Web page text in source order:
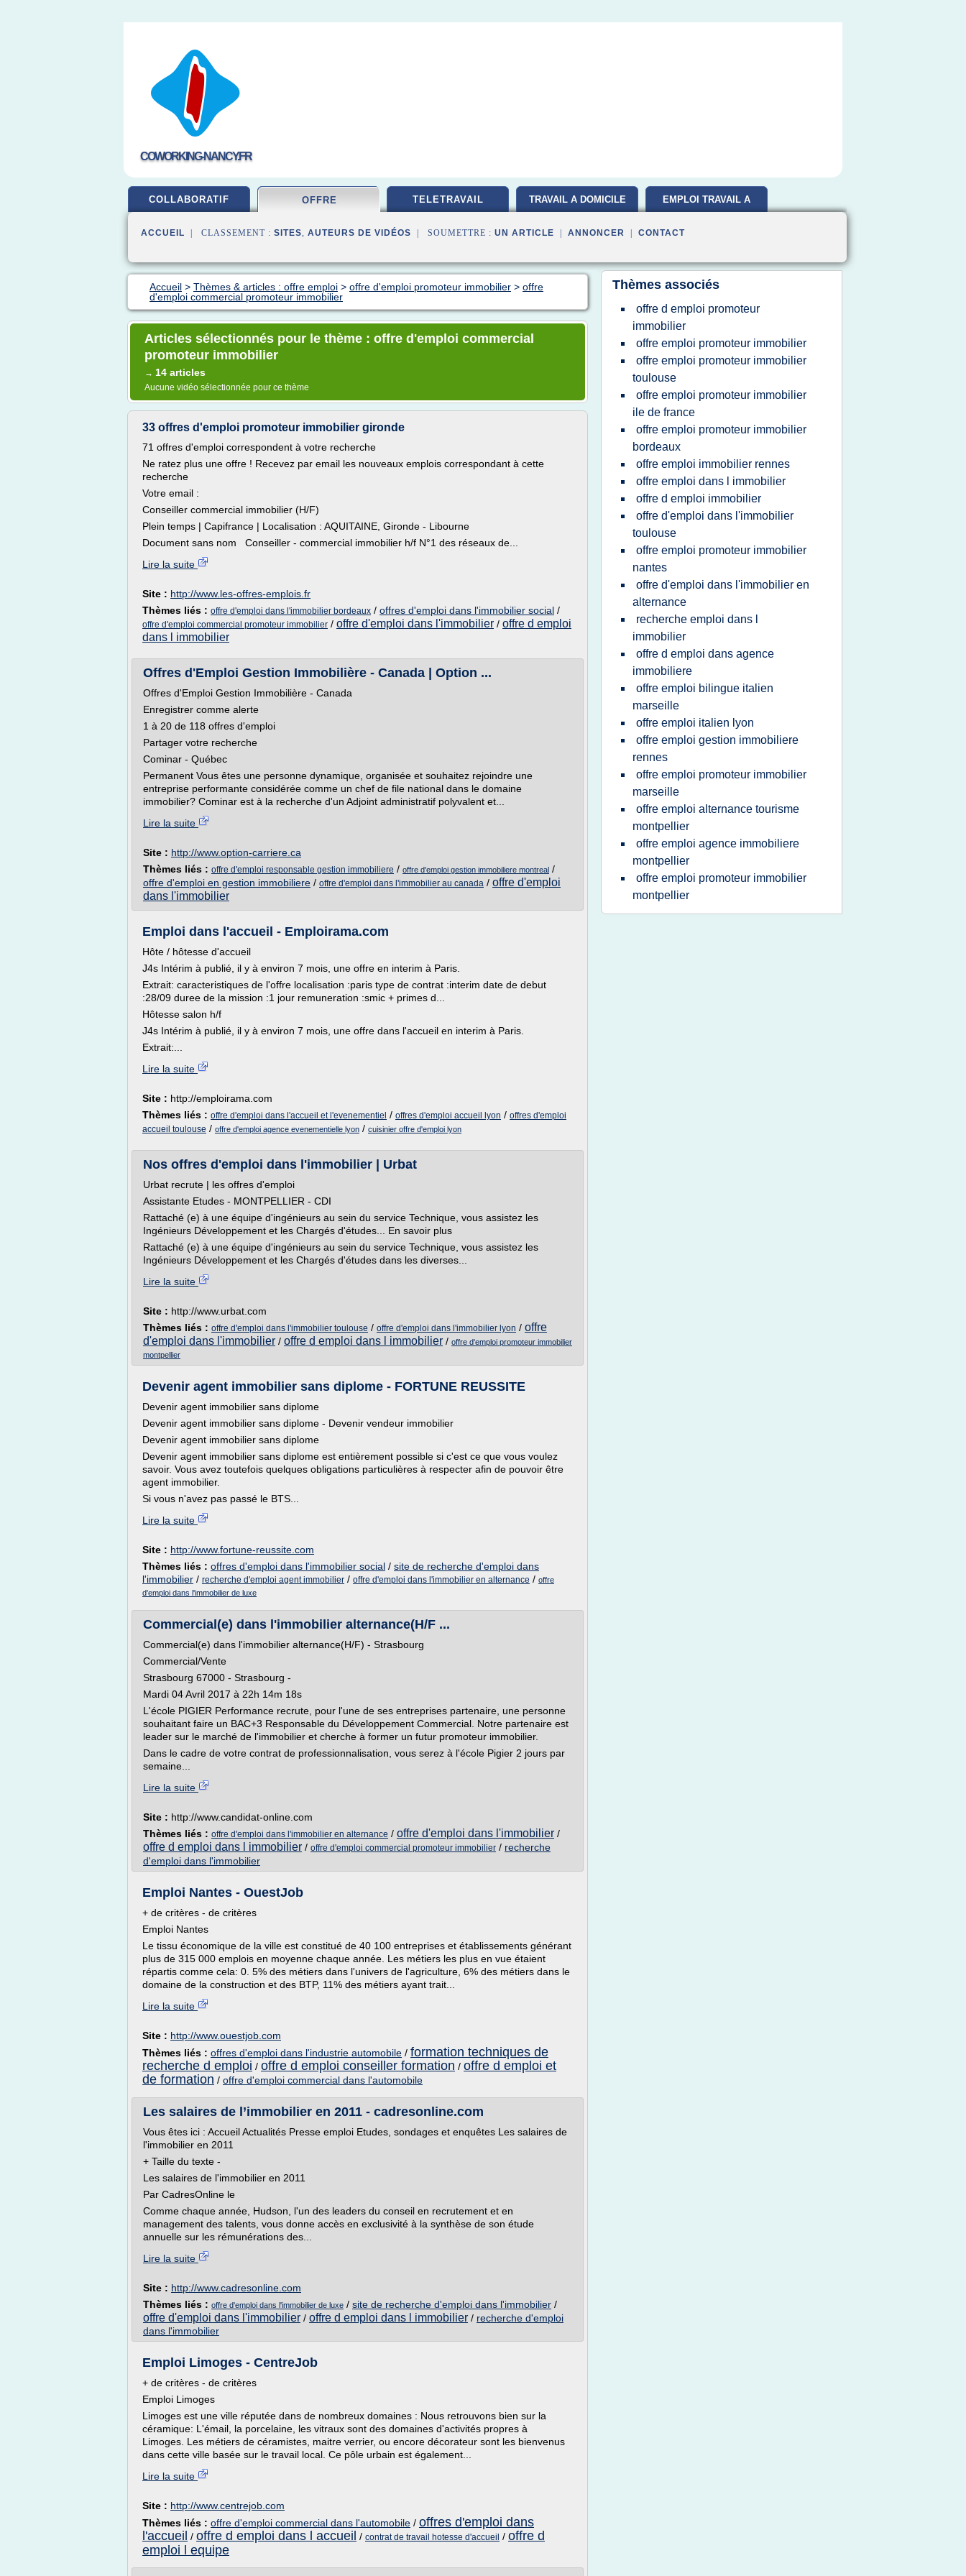
COWORKING-NANCY.FR
COLLABORATIF OFFRE TELETRAVAIL TRAVAIL A DOMICILE EMPLOI TRAVAIL A
ACCUEIL | CLASSEMENT : SITES, AUTEURS DE VIDÉOS | SOUMETTRE : UN ARTICLE ANNONCER CONTACT
Accueil > Thèmes & articles : offre emploi > offre d'emploi promoteur immobilier > offre
d'emploi commercial promoteur immobilier
Articles sélectionnés pour le thème : offre d'emploi commercial
promoteur immobilier
→ 14 articles
Aucune vidéo sélectionnée pour ce thème
33 offres d'emploi promoteur immobilier gironde
71 offres d'emploi correspondent à votre recherche
Ne ratez plus une offre ! Recevez par email les nouveaux emplois correspondant à cette
recherche
Votre email :
Conseiller commercial immobilier (H/F)
Plein temps | Capifrance | Localisation : AQUITAINE, Gironde - Libourne
Document sans nom Conseiller - commercial immobilier h/f N°1 des réseaux de...
Lire la suite
Site : http://www.les-offres-emplois.fr
Thèmes liés : offre d'emploi dans l'immobilier bordeaux / offres d'emploi dans l'immobilier social /
offre d'emploi commercial promoteur immobilier / offre d'emploi dans l'immobilier / offre d emploi
dans l immobilier
Offres d'Emploi Gestion Immobilière - Canada | Option ...
Offres d'Emploi Gestion Immobilière - Canada
Enregistrer comme alerte
1 à 20 de 118 offres d'emploi
Partager votre recherche
Cominar - Québec
Permanent Vous êtes une personne dynamique, organisée et souhaitez rejoindre une
entreprise performante considérée comme un chef de file national dans le domaine
immobilier? Cominar est à la recherche d'un Adjoint administratif polyvalent et...
Lire la suite
Site : http://www.option-carriere.ca
Thèmes liés : offre d'emploi responsable gestion immobiliere / offre d'emploi gestion immobiliere montreal /
offre d'emploi en gestion immobiliere / offre d'emploi dans l'immobilier au canada / offre d'emploi
dans l'immobilier
Emploi dans l'accueil - Emploirama.com
Hôte / hôtesse d'accueil
J4s Intérim à publié, il y à environ 7 mois, une offre en interim à Paris.
Extrait: caracteristiques de l'offre localisation :paris type de contrat :interim date de debut
:28/09 duree de la mission :1 jour remuneration :smic + primes d...
Hôtesse salon h/f
J4s Intérim à publié, il y à environ 7 mois, une offre dans l'accueil en interim à Paris.
Extrait:...
Lire la suite
Site : http://emploirama.com
Thèmes liés : offre d'emploi dans l'accueil et l'evenementiel / offres d'emploi accueil lyon / offres d'emploi
accueil toulouse / offre d'emploi agence evenementielle lyon / cuisinier offre d'emploi lyon
Nos offres d'emploi dans l'immobilier | Urbat
Urbat recrute | les offres d'emploi
Assistante Etudes - MONTPELLIER - CDI
Rattaché (e) à une équipe d'ingénieurs au sein du service Technique, vous assistez les
Ingénieurs Développement et les Chargés d'études... En savoir plus
Rattaché (e) à une équipe d'ingénieurs au sein du service Technique, vous assistez les
Ingénieurs Développement et les Chargés d'études dans les diverses...
Lire la suite
Site : http://www.urbat.com
Thèmes liés : offre d'emploi dans l'immobilier toulouse / offre d'emploi dans l'immobilier lyon / offre
d'emploi dans l'immobilier / offre d emploi dans l immobilier / offre d'emploi promoteur immobilier
montpellier
Devenir agent immobilier sans diplome - FORTUNE REUSSITE
Devenir agent immobilier sans diplome
Devenir agent immobilier sans diplome - Devenir vendeur immobilier
Devenir agent immobilier sans diplome
Devenir agent immobilier sans diplome est entièrement possible si c'est ce que vous voulez
savoir. Vous avez toutefois quelques obligations particulières à respecter afin de pouvoir être
agent immobilier.
Si vous n'avez pas passé le BTS...
Lire la suite
Site : http://www.fortune-reussite.com
Thèmes liés : offres d'emploi dans l'immobilier social / site de recherche d'emploi dans
l'immobilier / recherche d'emploi agent immobilier / offre d'emploi dans l'immobilier en alternance / offre
d'emploi dans l'immobilier de luxe
Commercial(e) dans l'immobilier alternance(H/F ...
Commercial(e) dans l'immobilier alternance(H/F) - Strasbourg
Commercial/Vente
Strasbourg 67000 - Strasbourg -
Mardi 04 Avril 2017 à 22h 14m 18s
L'école PIGIER Performance recrute, pour l'une de ses entreprises partenaire, une personne
souhaitant faire un BAC+3 Responsable du Développement Commercial. Notre partenaire est
leader sur le marché de l'immobilier et cherche à former un futur promoteur immobilier.
Dans le cadre de votre contrat de professionnalisation, vous serez à l'école Pigier 2 jours par
semaine...
Lire la suite
Site : http://www.candidat-online.com
Thèmes liés : offre d'emploi dans l'immobilier en alternance / offre d'emploi dans l'immobilier /
offre d emploi dans l immobilier / offre d'emploi commercial promoteur immobilier / recherche
d'emploi dans l'immobilier
Emploi Nantes - OuestJob
+ de critères - de critères
Emploi Nantes
Le tissu économique de la ville est constitué de 40 100 entreprises et établissements générant
plus de 315 000 emplois en moyenne chaque année. Les métiers les plus en vue étaient
répartis comme cela: 0. 5% des métiers dans l'univers de l'agriculture, 6% des métiers dans le
domaine de la construction et des BTP, 11% des métiers ayant trait...
Lire la suite
Site : http://www.ouestjob.com
Thèmes liés : offres d'emploi dans l'industrie automobile / formation techniques de
recherche d emploi / offre d emploi conseiller formation / offre d emploi et
de formation / offre d'emploi commercial dans l'automobile
Les salaires de l’immobilier en 2011 - cadresonline.com
Vous êtes ici : Accueil Actualités Presse emploi Etudes, sondages et enquêtes Les salaires de
l'immobilier en 2011
+ Taille du texte -
Les salaires de l'immobilier en 2011
Par CadresOnline le
Comme chaque année, Hudson, l'un des leaders du conseil en recrutement et en
management des talents, vous donne accès en exclusivité à la synthèse de son étude
annuelle sur les rémunérations des...
Lire la suite
Site : http://www.cadresonline.com
Thèmes liés : offre d'emploi dans l'immobilier de luxe / site de recherche d'emploi dans l'immobilier /
offre d'emploi dans l'immobilier / offre d emploi dans l immobilier / recherche d'emploi
dans l'immobilier
Emploi Limoges - CentreJob
+ de critères - de critères
Emploi Limoges
Limoges est une ville réputée dans de nombreux domaines : Nous retrouvons bien sur la
céramique: L'émail, la porcelaine, les vitraux sont des domaines d'activités propres à
Limoges. Les métiers de céramistes, maitre verrier, ou encore décorateur sont les bienvenus
dans cette ville basée sur le travail local. Ce pôle urbain est également...
Lire la suite
Site : http://www.centrejob.com
Thèmes liés : offre d'emploi commercial dans l'automobile / offres d'emploi dans
l'accueil / offre d emploi dans l accueil / contrat de travail hotesse d'accueil / offre d
emploi l equipe
Thèmes associés
offre d emploi promoteur
immobilier
offre emploi promoteur immobilier
offre emploi promoteur immobilier
toulouse
offre emploi promoteur immobilier
ile de france
offre emploi promoteur immobilier
bordeaux
offre emploi immobilier rennes
offre emploi dans l immobilier
offre d emploi immobilier
offre d'emploi dans l'immobilier
toulouse
offre emploi promoteur immobilier
nantes
offre d'emploi dans l'immobilier en
alternance
recherche emploi dans l
immobilier
offre d emploi dans agence
immobiliere
offre emploi bilingue italien
marseille
offre emploi italien lyon
offre emploi gestion immobiliere
rennes
offre emploi promoteur immobilier
marseille
offre emploi alternance tourisme
montpellier
offre emploi agence immobiliere
montpellier
offre emploi promoteur immobilier
montpellier